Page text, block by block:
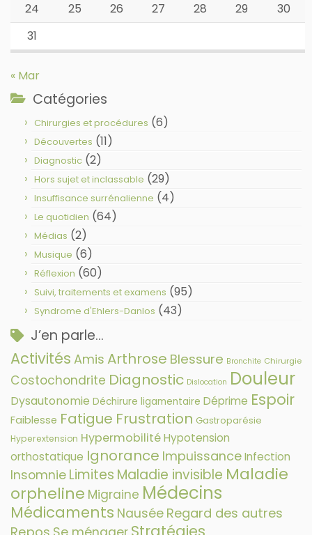
24
25 26 27 28 29
30
31
« Mar
Catégories
Chirurgies et procédures (6)
Découvertes (11)
Diagnostic (2)
Hors sujet et inclassable (29)
Insuffisance surrénalienne (4)
Le quotidien (64)
Médias (2)
Musique (6)
Réflexion (60)
Suivi, traitements et examens (95)
Syndrome d'Ehlers-Danlos (43)
J’en parle…
Activités Amis Arthrose Blessure Bronchite Chirurgie
Costochondrite Diagnostic Dislocation Douleur
Dysautonomie Déchirure ligamentaire Déprime Espoir
Faiblesse Fatigue Frustration Gastroparésie
Hyperextension HypermobilitéHypotension
orthostatique Ignorance ImpuissanceInfection
Insomnie Limites Maladie invisible Maladie
orpheline Migraine Médecins
Médicaments Nausée Regard des autres